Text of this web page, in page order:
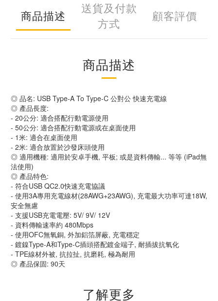
商品描述
送貨及付款
方式
顧客評價
商品描述
◎ 品名: USB Type-A To Type-C 公對公 快速充電線
◎ 產品長度:
- 20公分: 適合搭配行動電源使用
- 50公分: 適合搭配行動電源或在桌面使用
- 1米: 適合在桌面使用
- 2米: 適合放置於沙發床頭使用
◎ 適用機種: 適用於安卓手機, 平板; 或是資料傳輸... 等等 (iPad無
法使用)
◎ 產品特色:
- 符合USB QC2.0快速充電協議
- 使用3A專用充電線材(28AWG+23AWG), 充電最大功率可達18W,
安全無慮
- 支援USB充電電壓: 5V/ 9V/ 12V
- 資料傳輸速率約 480Mbps
- 使用OFC無氧銅, 外加鋁箔屏蔽, 充電穩定
- 鍍鎳Type-A和Type-C插頭搭配鍍金端子, 耐插拔抗氧化
- TPE線材外被, 抗拉扯, 抗磨耗, 極為耐用
◎ 產品保固: 90天
了解更多